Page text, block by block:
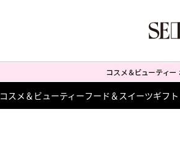
コスメ＆ビューティーフード＆スイーツギフト